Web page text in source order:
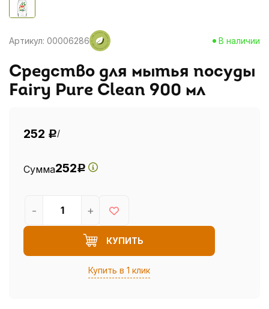
Артикул: 00006286 В наличии
Средство для мытья посуды
Fairy Pure Clean 900 мл
252 Р/
Сумма252Р
КУПИТЬ
Купить в 1 клик
- +